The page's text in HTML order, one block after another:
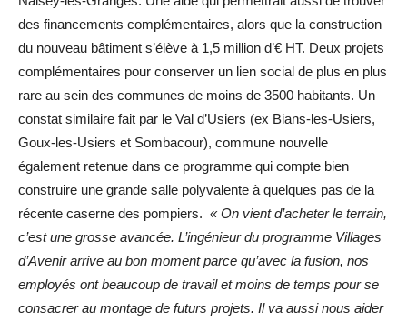
des financements complémentaires, alors que la construction
du nouveau bâtiment s’élève à 1,5 million d’€ HT. Deux projets
complémentaires pour conserver un lien social de plus en plus
rare au sein des communes de moins de 3500 habitants. Un
constat similaire fait par le Val d’Usiers (ex Bians-les-Usiers,
Goux-les-Usiers et Sombacour), commune nouvelle
également retenue dans ce programme qui compte bien
construire une grande salle polyvalente à quelques pas de la
récente caserne des pompiers. « On vient d’acheter le terrain,
c’est une grosse avancée. L’ingénieur du programme Villages
d’Avenir arrive au bon moment parce qu’avec la fusion, nos
employés ont beaucoup de travail et moins de temps pour se
consacrer au montage de futurs projets. Il va aussi nous aider